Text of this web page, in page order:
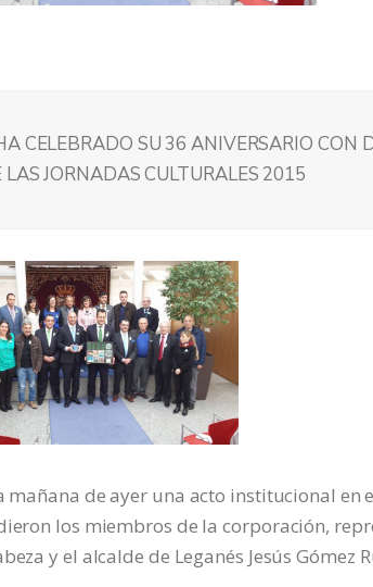
CELEBRADO SU 36 ANIVERSARIO CON
JORNADAS CULTURALES 2015
mañana de ayer una acto institucional en
los miembros de la corporación,
y el alcalde de Leganés Jesús Gómez